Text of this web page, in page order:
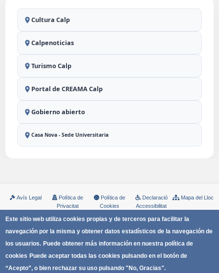
Este sitio web utiliza cookies propias y de terceros para facilitar la
navegación por la misma y obtener datos estadísticos de la navegación de
los usuarios. Puede obtener más información en nuestra política de
cookies Puede aceptar todas las cookies pulsando en el botón de
“Acepto”, o bien rechazar su uso pulsando "No, Gracias".
Cultura Calp
Calpenoticias
Turismo Calp
Portal de CREAMA Calp
Gobierno abierto
Casa Nova - Sede Universitaria
Avís Legal
Política de
Privacitat
Política de
Cookies
Declaració
Accessibilitat
Mapa del Lloc